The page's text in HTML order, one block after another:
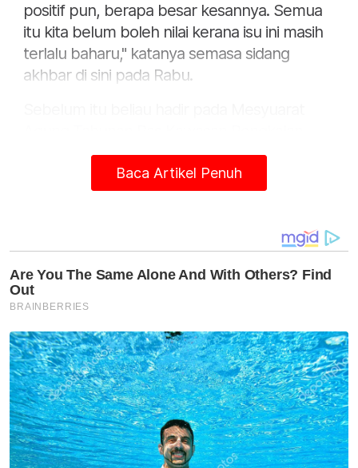
positif pun, berapa besar kesannya. Semua
itu kita belum boleh nilai kerana isu ini masih
terlalu baharu," katanya semasa sidang
akhbar di sini pada Rabu.
Chepa Kali Ke 54 yang dirasmikan oleh
dirasmikan oleh Menteri Besar Kelantan,
Datuk Mohd Nassuruddin Daud.
Ujar Mohd Amar, PRN Johor dan Negeri
Baca Artikel Penuh